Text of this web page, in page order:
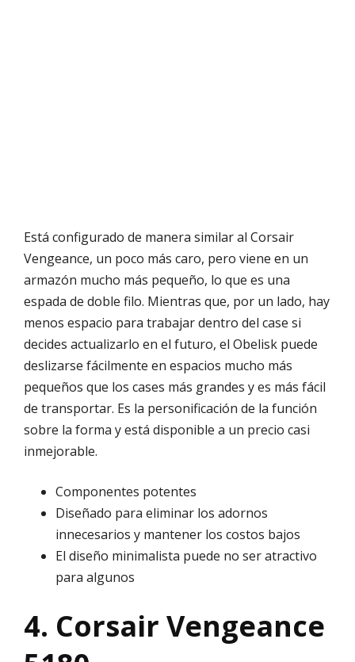
Está configurado de manera similar al Corsair
Vengeance, un poco más caro, pero viene en un
armazón mucho más pequeño, lo que es una
espada de doble filo. Mientras que, por un lado, hay
menos espacio para trabajar dentro del case si
decides actualizarlo en el futuro, el Obelisk puede
deslizarse fácilmente en espacios mucho más
pequeños que los cases más grandes y es más fácil
de transportar. Es la personificación de la función
sobre la forma y está disponible a un precio casi
inmejorable.
Componentes potentes
Diseñado para eliminar los adornos
innecesarios y mantener los costos bajos
El diseño minimalista puede no ser atractivo
para algunos
4. Corsair Vengeance